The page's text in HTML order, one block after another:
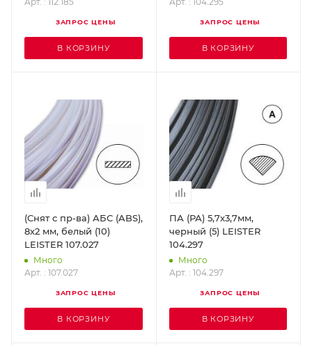
ЗАПРОС ЦЕНЫ
В КОРЗИНУ
ЗАПРОС ЦЕНЫ
В КОРЗИНУ
(Снят с пр-ва) АБС (ABS),
8х2 мм, белый (10)
LEISTER 107.027
Много
Арт. : 107.027
ЗАПРОС ЦЕНЫ
В КОРЗИНУ
ПА (РА) 5,7х3,7мм,
черный (5) LEISTER
104.297
Много
Арт. : 104.297
ЗАПРОС ЦЕНЫ
В КОРЗИНУ